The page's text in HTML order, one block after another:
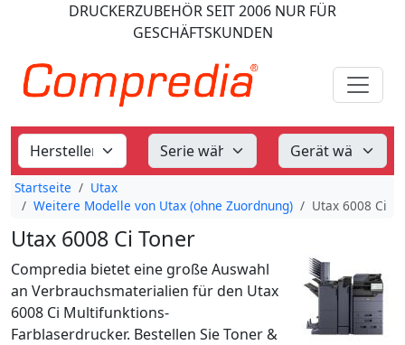
DRUCKERZUBEHÖRSEIT 2006 NUR FÜR
GESCHÄFTSKUNDEN
Startseite
Utax
Weitere Modelle von Utax (ohne Zuordnung)
Utax 6008 Ci
Utax 6008 Ci Toner
Compredia bietet eine große Auswahl
an Verbrauchsmaterialien für den Utax
6008 Ci Multifunktions-
Farblaserdrucker. Bestellen Sie Toner &